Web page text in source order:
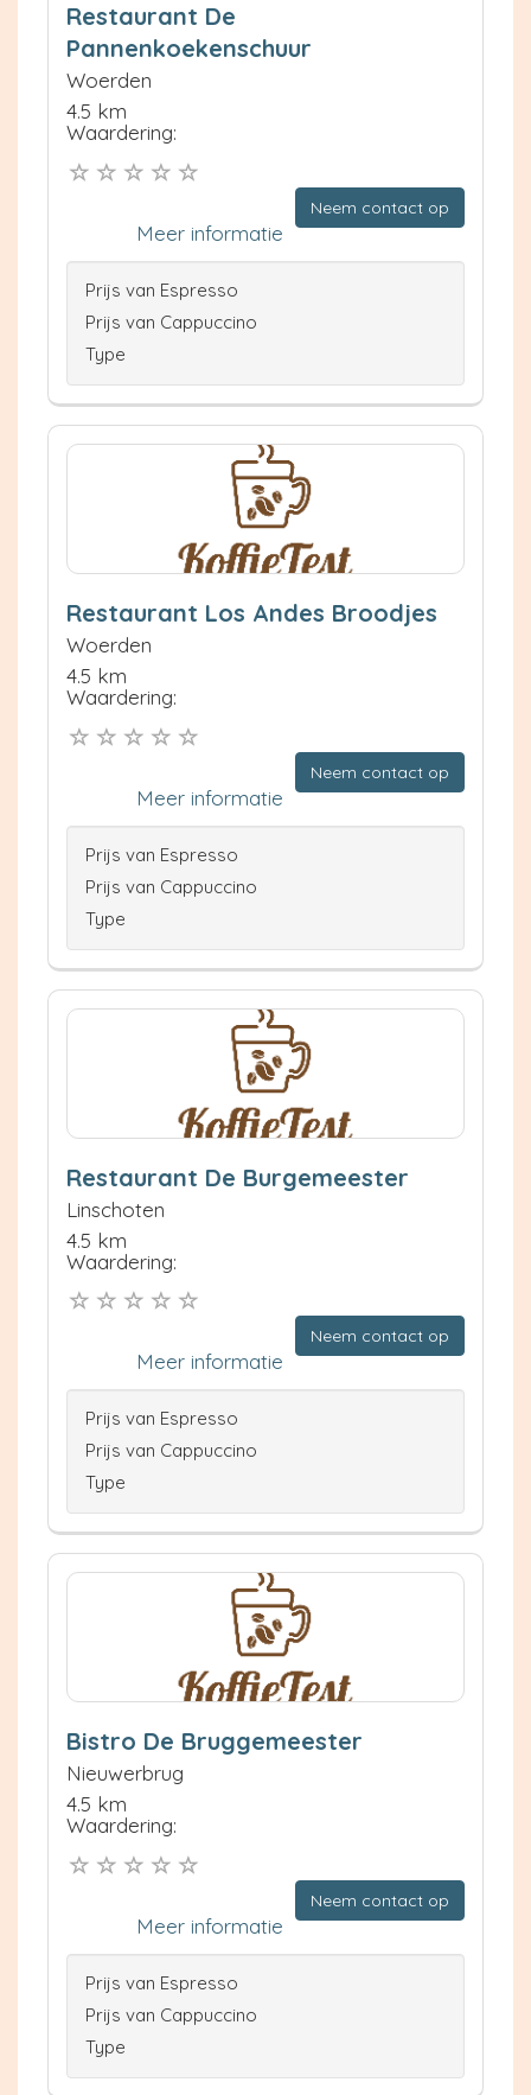
Restaurant De
Pannenkoekenschuur
Woerden
4.5 km
Waardering:
Neem contact op
Meer informatie
Prijs van Espresso
Prijs van Cappuccino
Type
Restaurant Los Andes Broodjes
Woerden
4.5 km
Waardering:
Neem contact op
Meer informatie
Prijs van Espresso
Prijs van Cappuccino
Type
Restaurant De Burgemeester
Linschoten
4.5 km
Waardering:
Neem contact op
Meer informatie
Prijs van Espresso
Prijs van Cappuccino
Type
Bistro De Bruggemeester
Nieuwerbrug
4.5 km
Waardering:
Neem contact op
Meer informatie
Prijs van Espresso
Prijs van Cappuccino
Type